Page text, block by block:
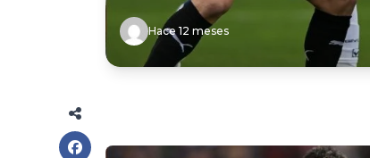
Hace 12 meses